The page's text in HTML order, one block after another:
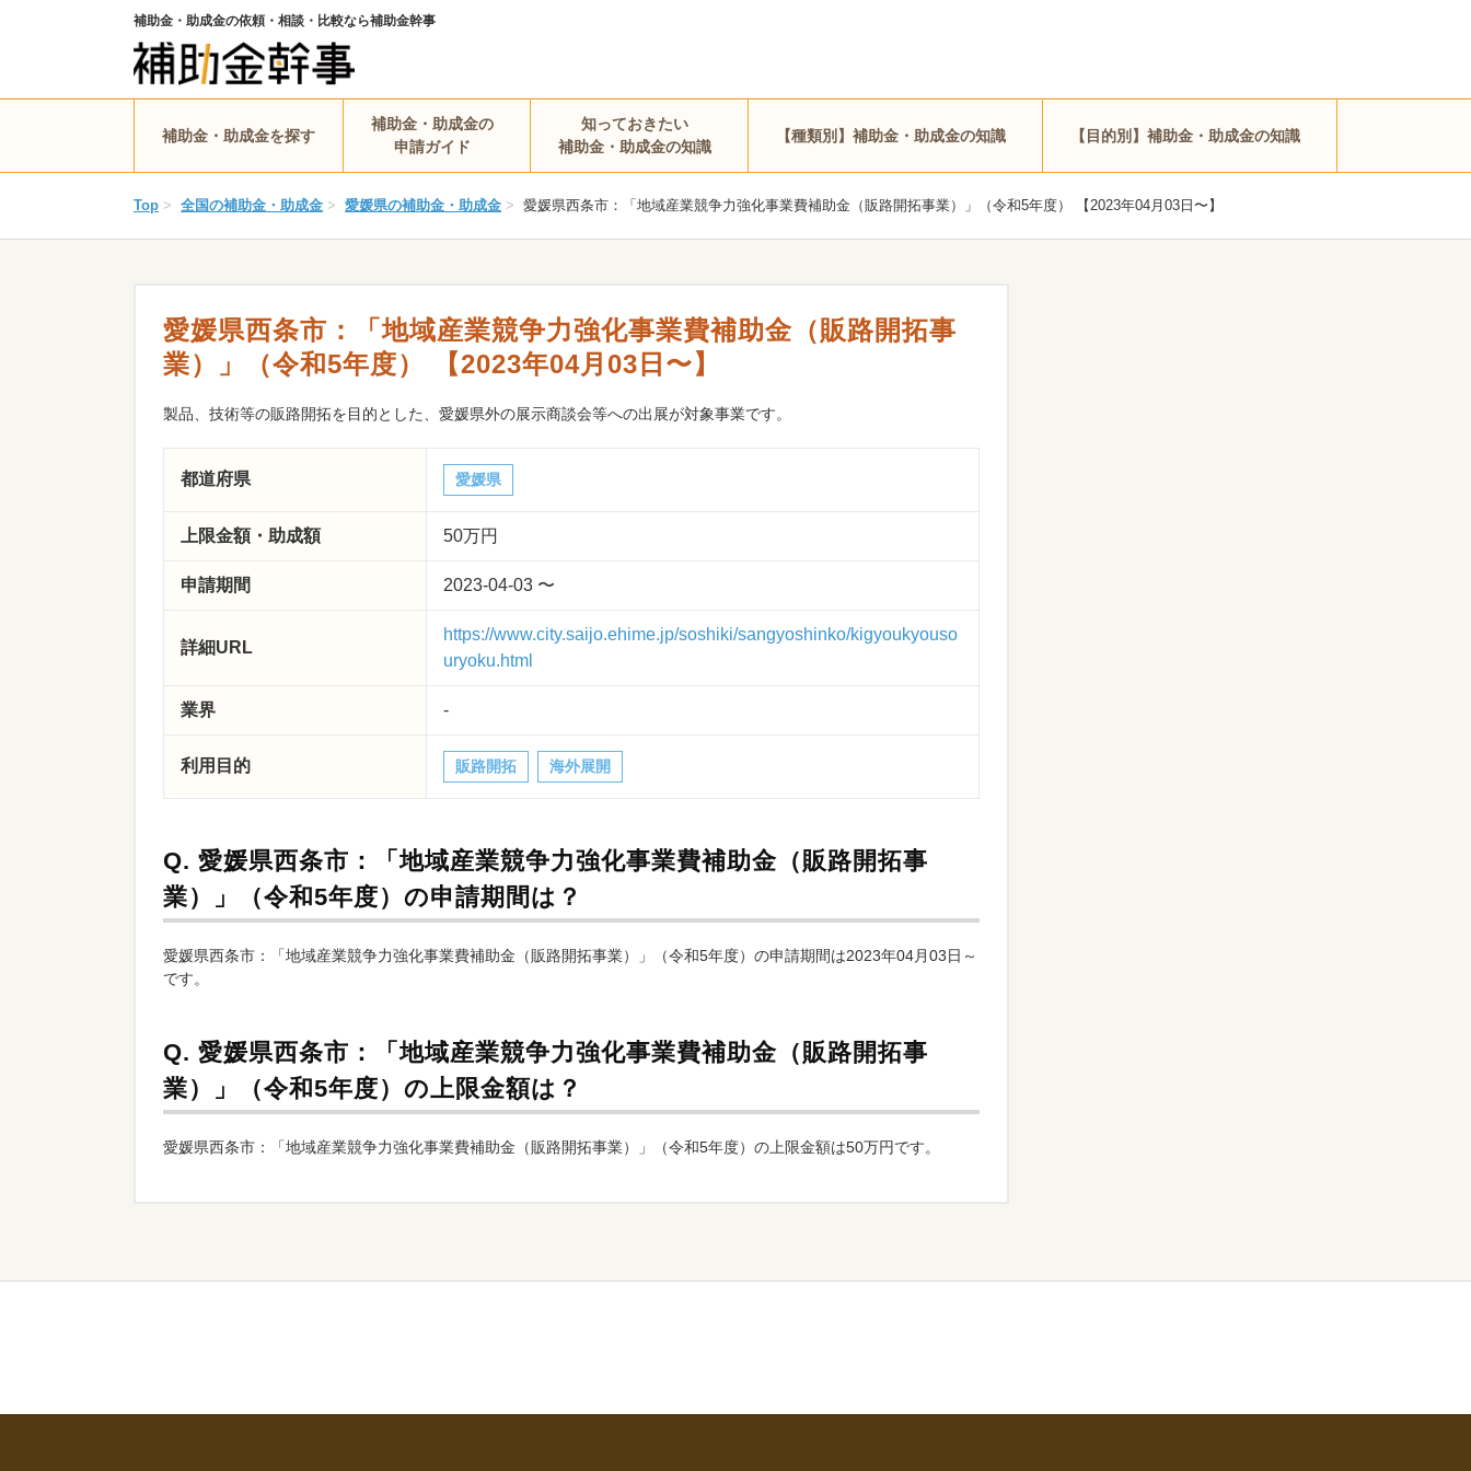
補助金・助成金の依頼・相談・比較なら補助金幹事
補助金・助成金を探す
補助金・助成金の
申請ガイド
知っておきたい
補助金・助成金の知識
【種類別】補助金・助成金の知識 【目的別】補助金・助成金の知識
Top > 全国の補助金・助成金 > 愛媛県の補助金・助成金 > 愛媛県西条市：「地域産業競争力強化事業費補助金（販路開拓事業）」（令和5年度） 【2023年04月03日〜】
愛媛県西条市：「地域産業競争力強化事業費補助金（販路開拓事
業）」（令和5年度） 【2023年04月03日〜】
製品、技術等の販路開拓を目的とした、愛媛県外の展示商談会等への出展が対象事業です。
都道府県 愛媛県
上限金額・助成額 50万円
申請期間 2023-04-03 〜
詳細URL
https://www.city.saijo.ehime.jp/soshiki/sangyoshinko/kigyoukyouso
uryoku.html
業界 -
利用目的 販路開拓 海外展開
Q. 愛媛県西条市：「地域産業競争力強化事業費補助金（販路開拓事
業）」（令和5年度）の申請期間は？
愛媛県西条市：「地域産業競争力強化事業費補助金（販路開拓事業）」（令和5年度）の申請期間は2023年04月03日～
です。
Q. 愛媛県西条市：「地域産業競争力強化事業費補助金（販路開拓事
業）」（令和5年度）の上限金額は？
愛媛県西条市：「地域産業競争力強化事業費補助金（販路開拓事業）」（令和5年度）の上限金額は50万円です。